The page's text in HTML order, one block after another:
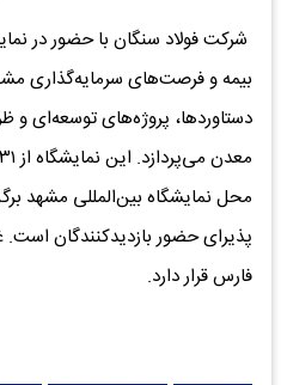
شرکت فولاد سنگان با حضور در
بیمه و فرصت‌های سرمایه‌گذاری
دستاوردها، پروژه‌های توسعه‌ای
پذیرای حضور بازدیدکنندگان است.
فارس قرار دارد.